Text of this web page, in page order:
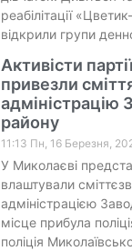
реабілітації
відкрили групи
Активісти
привезли
адміністрацію
району
11:13 Пн, 16 Березня,
У Миколаєві
влаштували
адміністрацією
місце прибула
поліція